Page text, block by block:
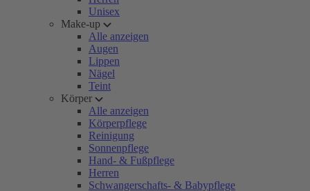
Unisex
Make-up
Alle anzeigen
Augen
Lippen
Nägel
Teint
Körper
Alle anzeigen
Körperpflege
Reinigung
Sonnenpflege
Hand- & Fußpflege
Herren
Schwangerschafts- & Babypflege